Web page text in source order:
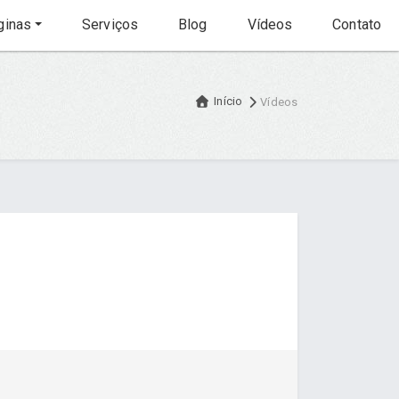
Serviços Blog Vídeos Contato
Início Vídeos